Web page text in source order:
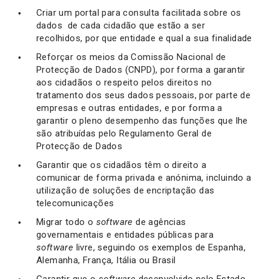
Criar um portal para consulta facilitada sobre os
dados de cada cidadão que estão a ser
recolhidos, por que entidade e qual a sua finalidade
Reforçar os meios da Comissão Nacional de
Protecção de Dados (CNPD), por forma a garantir
aos cidadãos o respeito pelos direitos no
tratamento dos seus dados pessoais, por parte de
empresas e outras entidades, e por forma a
garantir o pleno desempenho das funções que lhe
são atribuídas pelo Regulamento Geral de
Protecção de Dados
Garantir que os cidadãos têm o direito a
comunicar de forma privada e anónima, incluindo a
utilização de soluções de encriptação das
telecomunicações
Migrar todo o softwarede agências
governamentais e entidades públicas para
software livre, seguindo os exemplos de Espanha,
Alemanha, França, Itália ou Brasil